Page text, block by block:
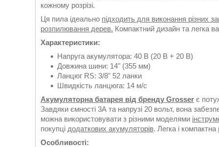
кожному розрізі.
Ця пила ідеально підходить для виконання різних
розпилювання дерев. Компактний дизайн та легка
Характеристики:
Напруга акумулятора: 40 В (20 В + 20 В)
Довжина шини: 14" (355 мм)
Ланцюг RS: 3/8" 52 ланки
Швидкість ланцюга: 14 м/с
Акумуляторна батарея від бренду Grosser є
Завдяки ємності 3А та напрузі 20 вольт, вона
можна використовувати з різними моделями
покупці додаткових акумуляторів. Легка і компактна
Особливості: